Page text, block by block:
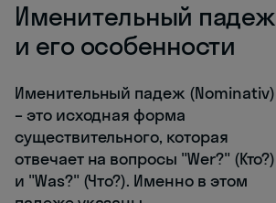
Именительный падеж
и его особенности
Именительный падеж (Nominativ)
– это исходная форма
существительного, которая
отвечает на вопросы "Wer?" (Кто?)
и "Was?" (Что?). Именно в этом